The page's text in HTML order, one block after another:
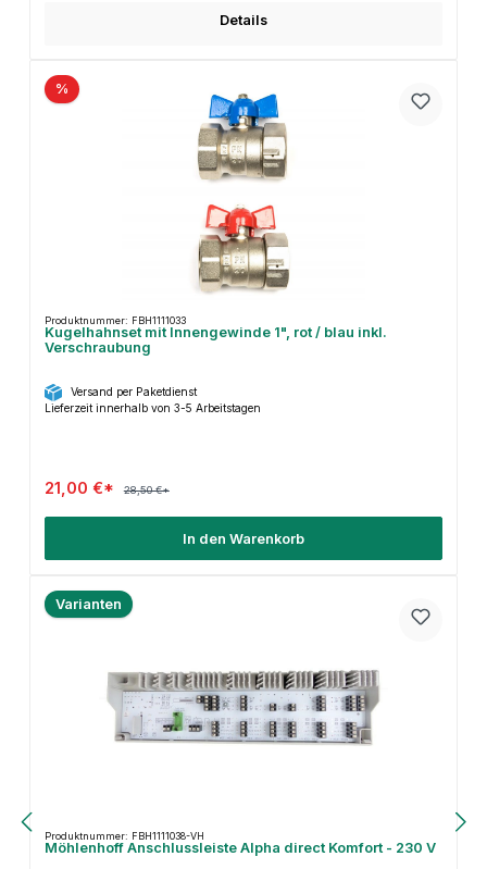
Details
%
Produktnummer: FBH1111033
Kugelhahnset mit Innengewinde 1", rot / blau inkl.
Verschraubung
Versand per Paketdienst
Lieferzeit innerhalb von 3-5 Arbeitstagen
21,00 €* 28,50 €*
In den Warenkorb
Varianten
Produktnummer: FBH1111038-VH
Möhlenhoff Anschlussleiste Alpha direct Komfort - 230 V